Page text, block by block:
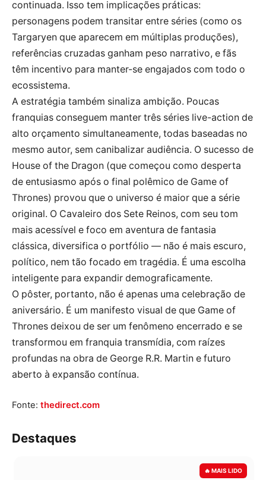
continuada. Isso tem implicações práticas:
personagens podem transitar entre séries (como os
Targaryen que aparecem em múltiplas produções),
referências cruzadas ganham peso narrativo, e fãs
têm incentivo para manter-se engajados com todo o
ecossistema.
A estratégia também sinaliza ambição. Poucas
franquias conseguem manter três séries live-action de
alto orçamento simultaneamente, todas baseadas no
mesmo autor, sem canibalizar audiência. O sucesso de
House of the Dragon (que começou como desperta
de entusiasmo após o final polêmico de Game of
Thrones) provou que o universo é maior que a série
original. O Cavaleiro dos Sete Reinos, com seu tom
mais acessível e foco em aventura de fantasia
clássica, diversifica o portfólio — não é mais escuro,
político, nem tão focado em tragédia. É uma escolha
inteligente para expandir demograficamente.
O pôster, portanto, não é apenas uma celebração de
aniversário. É um manifesto visual de que Game of
Thrones deixou de ser um fenômeno encerrado e se
transformou em franquia transmídia, com raízes
profundas na obra de George R.R. Martin e futuro
aberto à expansão contínua.
Fonte: thedirect.com
Destaques